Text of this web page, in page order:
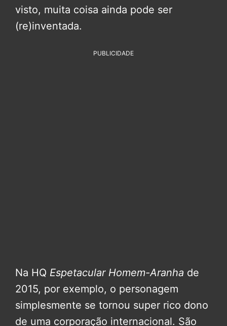
visto, muita coisa ainda pode ser
(re)inventada.
PUBLICIDADE
Na HQ Espetacular Homem-Aranha de
2015, por exemplo, o personagem
simplesmente se tornou super rico dono
de uma corporação internacional. São